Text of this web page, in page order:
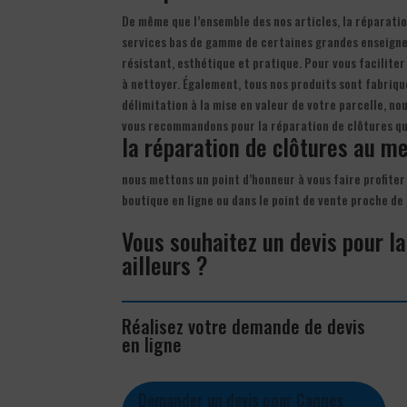
De même que l’ensemble des nos articles, la
services bas de gamme de certaines grandes
résistant, esthétique et pratique. Pour vous
à nettoyer. Également, tous nos produits sont
délimitation à la mise en valeur de votre parcelle,
vous recommandons pour la réparation de clôtures
la réparation de clôtures au
nous mettons un point d’honneur à vous faire
boutique en ligne ou dans le point de vente proche
Vous souhaitez un devis pour
ailleurs ?
Réalisez votre demande de devis
en ligne